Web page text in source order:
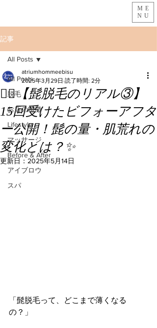
ME
NU
記事
All Posts
脱毛
お店の特徴
Lifestyle
マッサージ
Before & After
アイブロウ
スパ
All Posts
🧔‍♂️【髭脱毛のリアル③】
15回受けたビフォーアフタ
ー公開！髭の量・肌荒れの
変化とは？✨
atriumhommeebisu
2025年3月29日 読了時間: 2分
更新日： 2025年5月14日
「髭脱毛って、どこまで薄くなる
の？」